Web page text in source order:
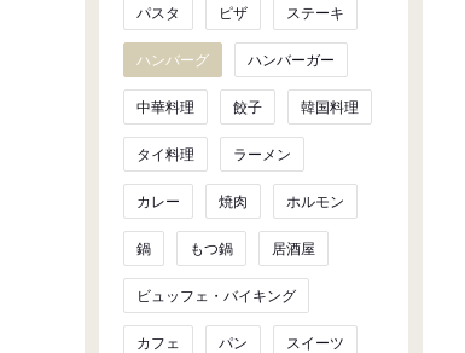
パスタ ピザ ステーキ
ハンバーグ ハンバーガー
中華料理 餃子 韓国料理
タイ料理 ラーメン
カレー 焼肉 ホルモン
鍋 もつ鍋 居酒屋
ビュッフェ・バイキング
カフェ パン スイーツ